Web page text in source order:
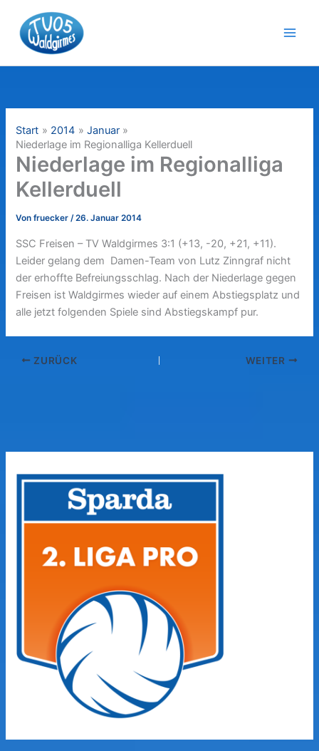
Inhalt
springen
Start 2014
Januar
Niederlage im Regionalliga Kellerduell
Niederlage im Regionalliga
Kellerduell
Vonfruecker/26. Januar 2014
SSC Freisen – TV Waldgirmes 3:1 (+13, -20, +21, +11).
Leider gelang dem Damen-Team von Lutz Zinngraf nicht
der erhoffte Befreiungsschlag. Nach der Niederlage gegen
Freisen ist Waldgirmes wieder auf einem Abstiegsplatz und
alle jetzt folgenden Spiele sind Abstiegskampf pur.
ZURÜCK WEITER